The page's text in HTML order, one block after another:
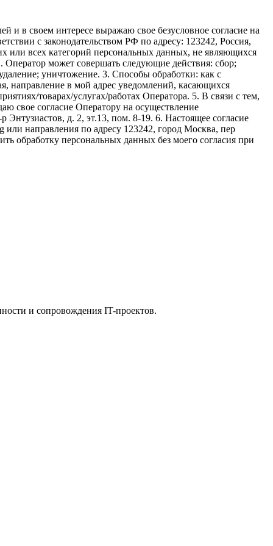
в своем интересе выражаю свое безусловное согласие на
с законодательством РФ по адресу: 123242, Россия,
или всех категорий персональных данных, не являющихся
может совершать следующие действия: сбор;
уничтожение. 3. Способы обработки: как с
направление в мой адрес уведомлений, касающихся
товарах/услугах/работах Оператора. 5. В связи с тем,
свое согласие Оператору на осуществление
д. 2, эт.13, пом. 8-19. 6. Настоящее согласие
или направления по адресу 123242, город Москва, пер
обработку персональных данных без моего согласия при
и сопровождения IT-проектов.